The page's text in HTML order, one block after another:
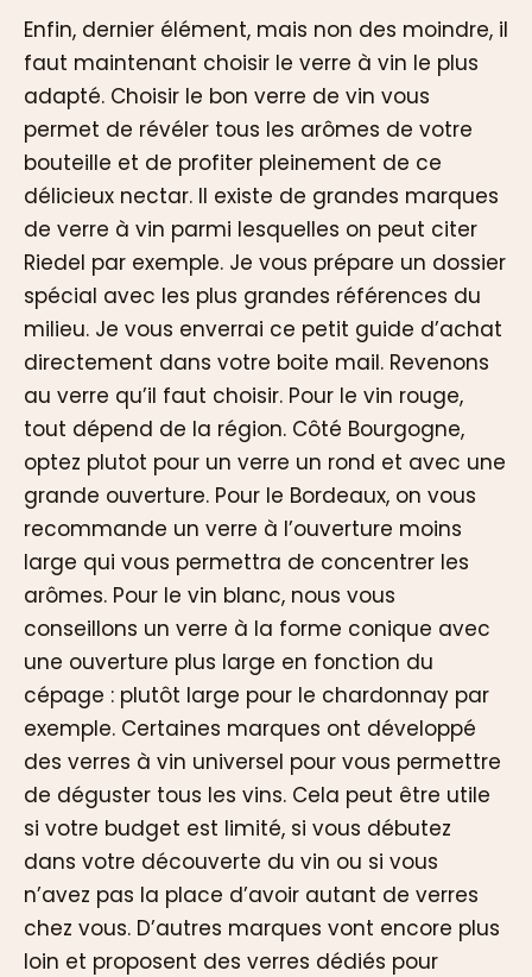
Enfin, dernier élément, mais non des moindre, il
faut maintenant choisir le verre à vin le plus
adapté. Choisir le bon verre de vin vous
permet de révéler tous les arômes de votre
bouteille et de profiter pleinement de ce
délicieux nectar. Il existe de grandes marques
de verre à vin parmi lesquelles on peut citer
Riedel par exemple. Je vous prépare un dossier
spécial avec les plus grandes références du
milieu. Je vous enverrai ce petit guide d’achat
directement dans votre boite mail. Revenons
au verre qu’il faut choisir. Pour le vin rouge,
tout dépend de la région. Côté Bourgogne,
optez plutot pour un verre un rond et avec une
grande ouverture. Pour le Bordeaux, on vous
recommande un verre à l’ouverture moins
large qui vous permettra de concentrer les
arômes. Pour le vin blanc, nous vous
conseillons un verre à la forme conique avec
une ouverture plus large en fonction du
cépage : plutôt large pour le chardonnay par
exemple. Certaines marques ont développé
des verres à vin universel pour vous permettre
de déguster tous les vins. Cela peut être utile
si votre budget est limité, si vous débutez
dans votre découverte du vin ou si vous
n’avez pas la place d’avoir autant de verres
chez vous. D’autres marques vont encore plus
loin et proposent des verres dédiés pour